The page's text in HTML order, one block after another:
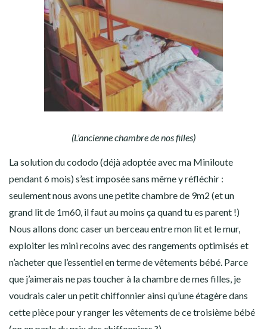
(L’ancienne chambre de nos filles)
La solution du cododo (déjà adoptée avec ma Miniloute
pendant 6 mois) s’est imposée sans même y réfléchir :
seulement nous avons une petite chambre de 9m2 (et un
grand lit de 1m60, il faut au moins ça quand tu es parent !)
Nous allons donc caser un berceau entre mon lit et le mur,
exploiter les mini recoins avec des rangements optimisés et
n’acheter que l’essentiel en terme de vêtements bébé. Parce
que j’aimerais ne pas toucher à la chambre de mes filles, je
voudrais caler un petit chiffonnier ainsi qu’une étagère dans
cette pièce pour y ranger les vêtements de ce troisième bébé